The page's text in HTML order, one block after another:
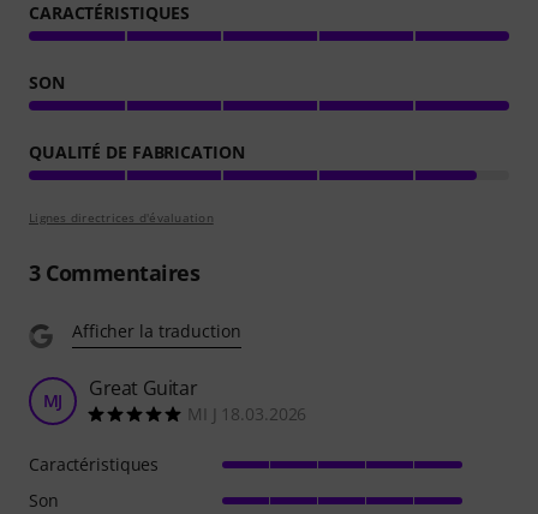
CARACTÉRISTIQUES
SON
QUALITÉ DE FABRICATION
Lignes directrices d'évaluation
3Commentaires
Afficher la traduction
MJ Great Guitar
MI J 18.03.2026
Caractéristiques
Son